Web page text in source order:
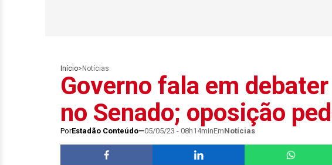
Início> Notícias
Governo fala em
no Senado; oposição
PorEstadão Conteúdo 05/05/23 - 08h14minEmNotícias